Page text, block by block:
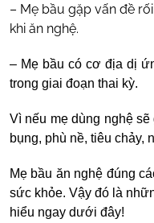
– Mẹ bầu gặp vấn đề
khi ăn nghệ.
– Mẹ bầu có cơ địa dị
trong giai đoạn thai kỳ.
Vì nếu mẹ dùng nghệ
bụng, phù nề, tiêu chảy,
Mẹ bầu ăn nghệ đúng
sức khỏe. Vậy đó là
hiểu ngay dưới đây!